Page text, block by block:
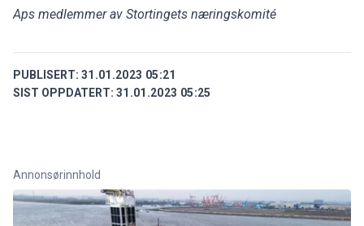
Aps medlemmer av Stortingets næringskomité
PUBLISERT: 31.01.2023 05:21
SIST OPPDATERT: 31.01.2023 05:25
Annonsørinnhold